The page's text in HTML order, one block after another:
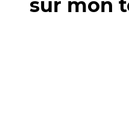
sur mon